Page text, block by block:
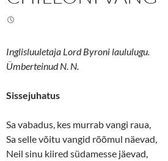
Inglisluuletaja Lord Byroni laululugu.
Ümberteinud N. N.
Sissejuhatus
Sa vabadus, kes murrab vangi raua,
Sa selle võitu vangid rõõmul näevad,
Neil sinu kiired südamesse jäevad,